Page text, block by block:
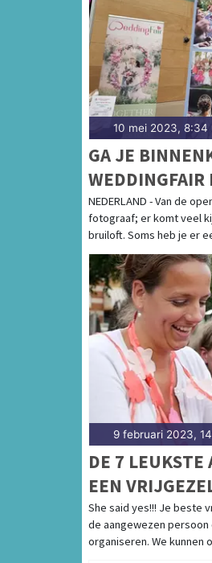
10 mei 2023, 8:34
GA JE
WEDDINGFAIR
JUISTE ADRES!
NEDERLAND - Van de
fotograaf; er komt veel
bruiloft. Soms heb je er
9 februari 2023,
DE 7
EEN
She said yes!!! Je beste
de aangewezen
organiseren. We kunnen